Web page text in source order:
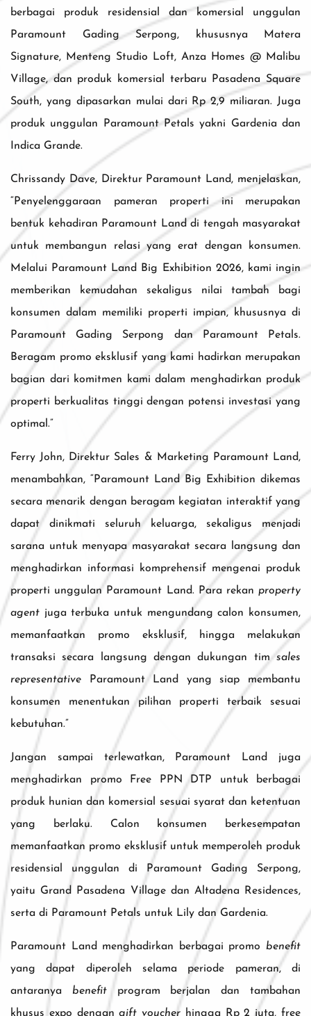
berbagai produk residensial dan komersial unggulan
Paramount Gading Serpong, khususnya Matera
Signature, Menteng Studio Loft, Anza Homes @ Malibu
Village, dan produk komersial terbaru Pasadena Square
South, yang dipasarkan mulai dari Rp 2,9 miliaran. Juga
produk unggulan Paramount Petals yakni Gardenia dan
Indica Grande.
Chrissandy Dave, Direktur Paramount Land, menjelaskan,
“Penyelenggaraan pameran properti ini merupakan
bentuk kehadiran Paramount Land di tengah masyarakat
untuk membangun relasi yang erat dengan konsumen.
Melalui Paramount Land Big Exhibition 2026, kami ingin
memberikan kemudahan sekaligus nilai tambah bagi
konsumen dalam memiliki properti impian, khususnya di
Paramount Gading Serpong dan Paramount Petals.
Beragam promo eksklusif yang kami hadirkan merupakan
bagian dari komitmen kami dalam menghadirkan produk
properti berkualitas tinggi dengan potensi investasi yang
optimal.”
Ferry John, Direktur Sales & Marketing Paramount Land,
menambahkan, “Paramount Land Big Exhibition dikemas
secara menarik dengan beragam kegiatan interaktif yang
dapat dinikmati seluruh keluarga, sekaligus menjadi
sarana untuk menyapa masyarakat secara langsung dan
menghadirkan informasi komprehensif mengenai produk
properti unggulan Paramount Land. Para rekan property
agent juga terbuka untuk mengundang calon konsumen,
memanfaatkan promo eksklusif, hingga melakukan
transaksi secara langsung dengan dukungan timsales
representative
Paramount Land yang siap membantu
konsumen menentukan pilihan properti terbaik sesuai
kebutuhan.”
Jangan sampai terlewatkan, Paramount Land juga
menghadirkan promo Free PPN DTP untuk berbagai
produk hunian dan komersial sesuai syarat dan ketentuan
yang berlaku. Calon konsumen berkesempatan
memanfaatkan promo eksklusif untuk memperoleh produk
residensial unggulan di Paramount Gading Serpong,
yaitu Grand Pasadena Village dan Altadena Residences,
serta di Paramount Petals untuk Lily dan Gardenia.
Paramount Land menghadirkan berbagai promo benefit
yang dapat diperoleh selama periode pameran, di
antaranya benefit program berjalan dan tambahan
khusus expo dengangift voucher hingga Rp 2 juta, free